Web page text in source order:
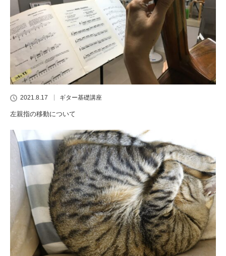
2021.8.17 ギター基礎講座
左親指の移動について